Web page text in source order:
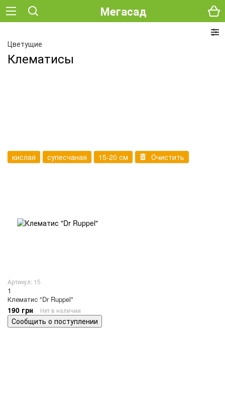
Мегасад
Цветущие
Клематисы
кислая супесчаная 15-20 см Очистить
Артикул: 15
1
Клематис "Dr Ruppel"
190 грн Нет в наличии
Сообщить о поступлении